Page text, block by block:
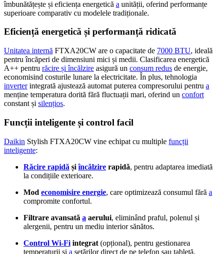
îmbunătățește și eficiența energetică a unității, oferind performanțe
superioare comparativ cu modelele tradiționale.
Eficiență energetică și performanță ridicată
Unitatea internă FTXA20CW are o capacitate de 7000 BTU, ideală
pentru încăperi de dimensiuni mici și medii. Clasificarea energetică
A++ pentru răcire și încălzire asigură un consum redus de energie,
economisind costurile lunare la electricitate. În plus, tehnologia
inverterintegrată ajustează automat puterea compresorului pentru a
menține temperatura dorită fără fluctuații mari, oferind un confort
constant și silențios.
Funcții inteligente și control facil
Daikin Stylish FTXA20CW vine echipat cu multiple funcții
inteligente:
Răcire rapidă șiîncălzire rapidă, pentru adaptarea imediată
la condițiile exterioare.
Mod economisire energie, care optimizează consumul fără a
compromite confortul.
Filtrare avansată a aerului, eliminând praful, polenul și
alergenii, pentru un mediu interior sănătos.
Control Wi-Fi integrat (opțional), pentru gestionarea
temperaturii și a setărilor direct de pe telefon sau tabletă,